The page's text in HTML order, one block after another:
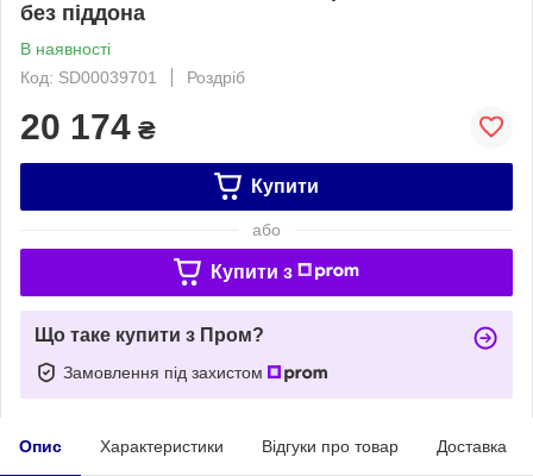
без піддона
В наявності
Код: SD00039701
Роздріб
20 174 ₴
Купити
або
Купити з
Що таке купити з Пром?
Замовлення під захистом
Опис Характеристики Відгуки про товар Доставка